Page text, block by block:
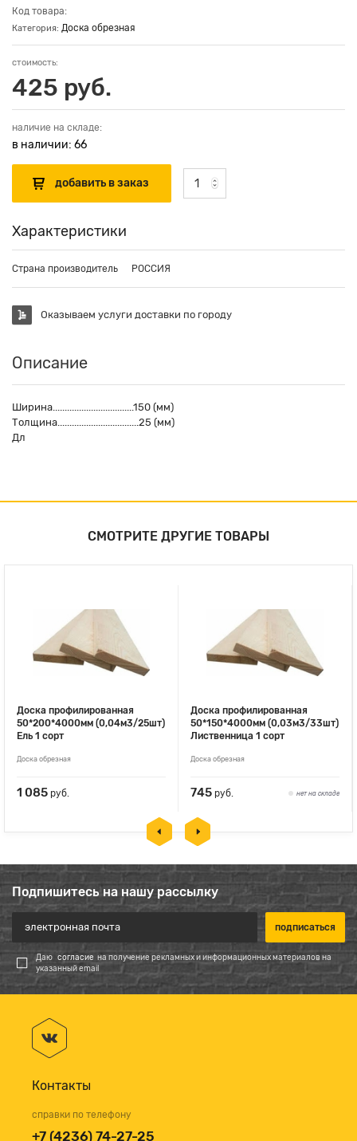
Код товара:
Категория: Доска обрезная
стоимость:
425 руб.
наличие на складе:
в наличии: 66
Характеристики
Страна производитель РОССИЯ
Оказываем услуги доставки по городу
Описание
Ширина..................................150 (мм)
Толщина..................................25 (мм)
Дл
СМОТРИТЕ ДРУГИЕ ТОВАРЫ
Доска профилированная
50*200*4000мм (0,04м3/25шт)
Ель 1 сорт
Доска обрезная
1 085 руб.
Доска профилированная
50*150*4000мм (0,03м3/33шт)
Лиственница 1 сорт
Доска обрезная
745 руб. нет на складе
Подпишитесь на нашу рассылку
Даю согласие на получение рекламных и информационных материалов на
указанный email
Контакты
справки по телефону
+7 (4236) 74-27-25